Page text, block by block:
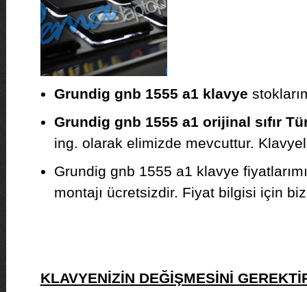
Grundig gnb 1555 a1 klavye
Grundig gnb 1555 a1 orijinal sıfır
ing. olarak elimizde mevcuttur.
Grundig gnb 1555 a1 klavye
montajı ücretsizdir. Fiyat bilgisi için
KLAVYENİZİN DEĞİŞMESİNİ